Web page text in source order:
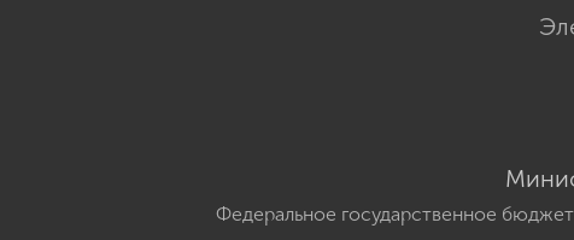
Федеральное государственное